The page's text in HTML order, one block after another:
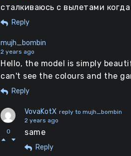
сталкиваюсь с вылетами
Reply
mujh_bombin
2 years ago
Hello, the model is simply
can't see the colours and the
Reply
0
VovaKotX reply to mujh_bombin
2 years ago
same
Reply